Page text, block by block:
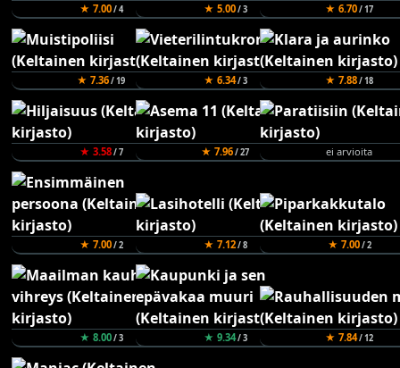
★ 7.00/ 4 ★ 5.00/ 3 ★ 6.70/ 17
★ 7.36/ 19 ★ 6.34/ 3 ★ 7.88/ 18
★ 3.58/ 7 ★ 7.96/ 27 ei arvioita
★ 7.00/ 2 ★ 7.12/ 8 ★ 7.00/ 2
★ 8.00/ 3 ★ 9.34/ 3 ★ 7.84/ 12